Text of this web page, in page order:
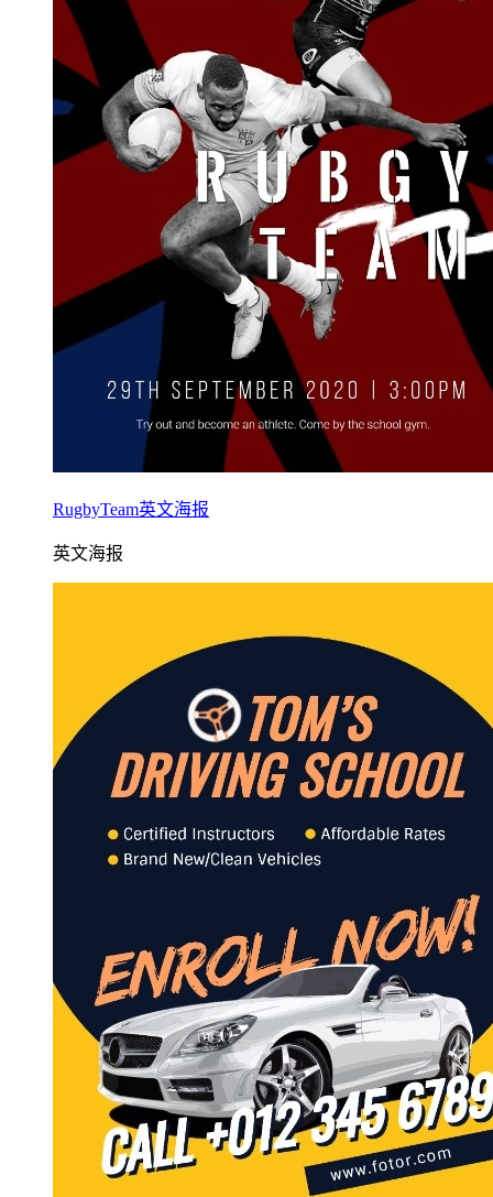
RugbyTeam英文海报
英文海报